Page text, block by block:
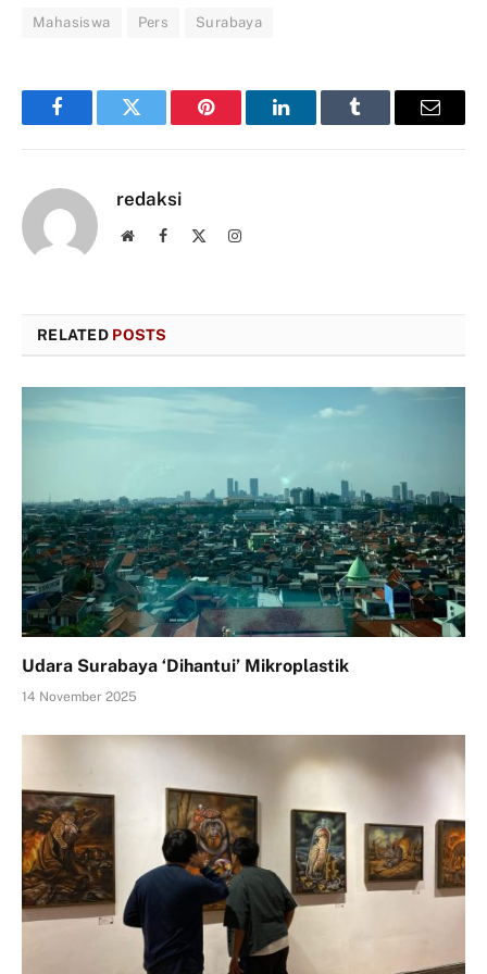
Mahasiswa Pers Surabaya
FacebookTwitter Pinterest LinkedInTumblr Email
redaksi
WebsiteFacebook Instagram
RELATED POSTS
Udara Surabaya ‘Dihantui’ Mikroplastik
14 November 2025